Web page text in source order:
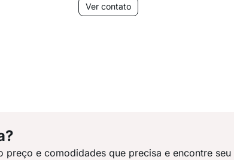
Ver contato
e comodidades que precisa e encontre seu